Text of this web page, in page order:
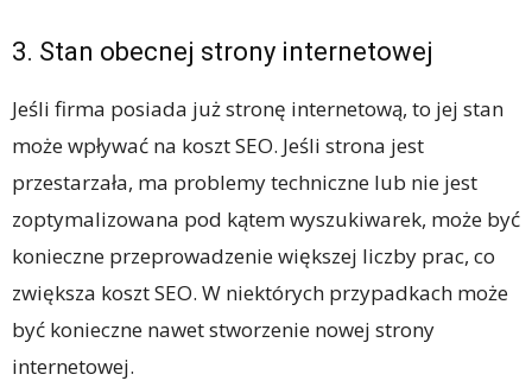
3. Stan obecnej strony internetowej
Jeśli firma posiada już stronę internetową, to jej stan
może wpływać na koszt SEO. Jeśli strona jest
przestarzała, ma problemy techniczne lub nie jest
zoptymalizowana pod kątem wyszukiwarek, może być
konieczne przeprowadzenie większej liczby prac, co
zwiększa koszt SEO. W niektórych przypadkach może
być konieczne nawet stworzenie nowej strony
internetowej.